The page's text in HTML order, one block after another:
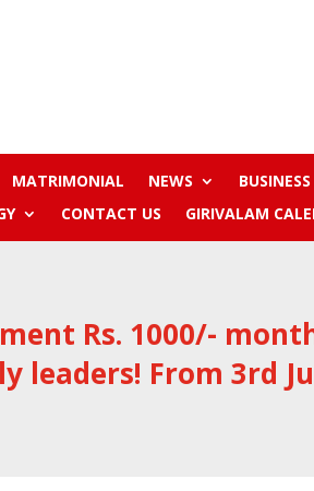
MATRIMONIAL NEWS
CONTACT US GIRIVALAM
Rs. 1000/-
leaders! From 3rd